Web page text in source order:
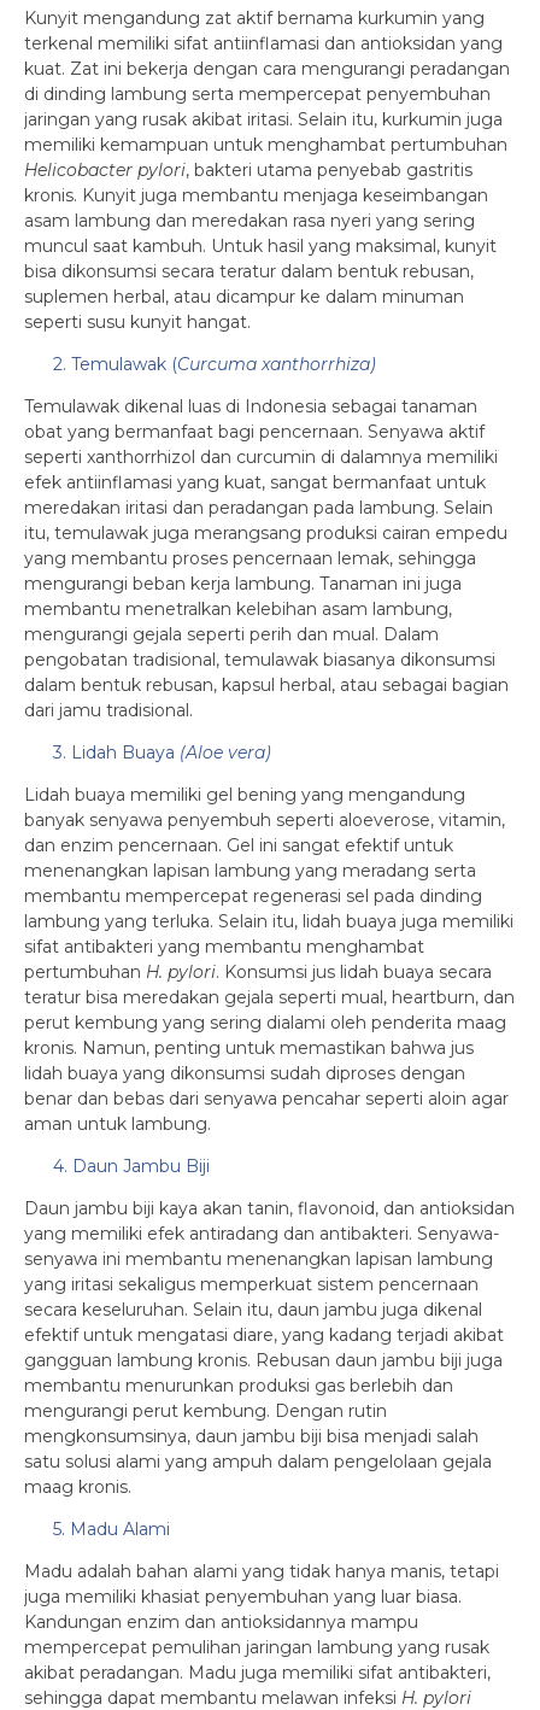
Kunyit mengandung zat aktif bernama kurkumin yang
terkenal memiliki sifat antiinflamasi dan antioksidan yang
kuat. Zat ini bekerja dengan cara mengurangi peradangan
di dinding lambung serta mempercepat penyembuhan
jaringan yang rusak akibat iritasi. Selain itu, kurkumin juga
memiliki kemampuan untuk menghambat pertumbuhan
Helicobacter pylori, bakteri utama penyebab gastritis
kronis. Kunyit juga membantu menjaga keseimbangan
asam lambung dan meredakan rasa nyeri yang sering
muncul saat kambuh. Untuk hasil yang maksimal, kunyit
bisa dikonsumsi secara teratur dalam bentuk rebusan,
suplemen herbal, atau dicampur ke dalam minuman
seperti susu kunyit hangat.
2. Temulawak (Curcuma xanthorrhiza)
Temulawak dikenal luas di Indonesia sebagai tanaman
obat yang bermanfaat bagi pencernaan. Senyawa aktif
seperti xanthorrhizol dan curcumin di dalamnya memiliki
efek antiinflamasi yang kuat, sangat bermanfaat untuk
meredakan iritasi dan peradangan pada lambung. Selain
itu, temulawak juga merangsang produksi cairan empedu
yang membantu proses pencernaan lemak, sehingga
mengurangi beban kerja lambung. Tanaman ini juga
membantu menetralkan kelebihan asam lambung,
mengurangi gejala seperti perih dan mual. Dalam
pengobatan tradisional, temulawak biasanya dikonsumsi
dalam bentuk rebusan, kapsul herbal, atau sebagai bagian
dari jamu tradisional.
3. Lidah Buaya (Aloe vera)
Lidah buaya memiliki gel bening yang mengandung
banyak senyawa penyembuh seperti aloeverose, vitamin,
dan enzim pencernaan. Gel ini sangat efektif untuk
menenangkan lapisan lambung yang meradang serta
membantu mempercepat regenerasi sel pada dinding
lambung yang terluka. Selain itu, lidah buaya juga memiliki
sifat antibakteri yang membantu menghambat
pertumbuhan H. pylori. Konsumsi jus lidah buaya secara
teratur bisa meredakan gejala seperti mual, heartburn, dan
perut kembung yang sering dialami oleh penderita maag
kronis. Namun, penting untuk memastikan bahwa jus
lidah buaya yang dikonsumsi sudah diproses dengan
benar dan bebas dari senyawa pencahar seperti aloin agar
aman untuk lambung.
4. Daun Jambu Biji
Daun jambu biji kaya akan tanin, flavonoid, dan antioksidan
yang memiliki efek antiradang dan antibakteri. Senyawa-
senyawa ini membantu menenangkan lapisan lambung
yang iritasi sekaligus memperkuat sistem pencernaan
secara keseluruhan. Selain itu, daun jambu juga dikenal
efektif untuk mengatasi diare, yang kadang terjadi akibat
gangguan lambung kronis. Rebusan daun jambu biji juga
membantu menurunkan produksi gas berlebih dan
mengurangi perut kembung. Dengan rutin
mengkonsumsinya, daun jambu biji bisa menjadi salah
satu solusi alami yang ampuh dalam pengelolaan gejala
maag kronis.
5. Madu Alami
Madu adalah bahan alami yang tidak hanya manis, tetapi
juga memiliki khasiat penyembuhan yang luar biasa.
Kandungan enzim dan antioksidannya mampu
mempercepat pemulihan jaringan lambung yang rusak
akibat peradangan. Madu juga memiliki sifat antibakteri,
sehingga dapat membantu melawan infeksi H. pylori